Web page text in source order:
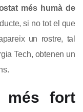
més humà de
si no tot el que
un rostre, tal
Tech, obtenen un
més fort